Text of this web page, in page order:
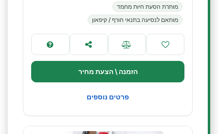
מותרת הסעת חיות מחמד
מותאם לנסיעה בתנאי חורף / קיפאון
הזמנה \ הצעת מחיר
פרטים נוספים